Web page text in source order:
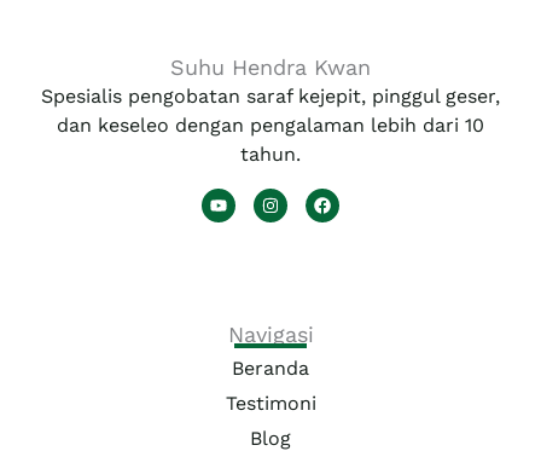
Suhu Hendra Kwan
Spesialis pengobatan saraf kejepit, pinggul geser,
dan keseleo dengan pengalaman lebih dari 10
tahun.
Y
o
I
n
m
F
a
Navigasi
Beranda
Testimoni
Blog